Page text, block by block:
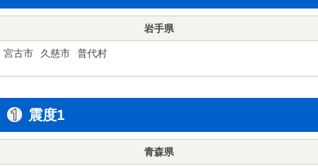
岩手県
宮古市 久慈市 普代村
震度1
青森県